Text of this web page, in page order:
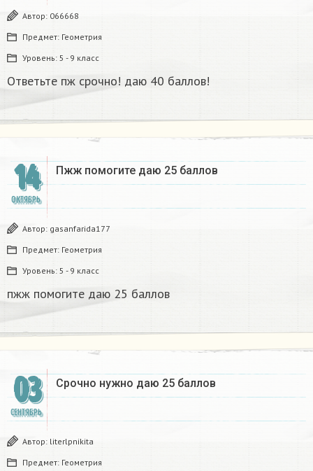
Автор: 066668
Предмет: Геометрия
Уровень: 5 - 9 класс
Ответьте пж срочно! даю 40 баллов!
14
ОКТЯБРЬ
Пжж помогите даю 25 баллов​
Автор: gasanfarida177
Предмет: Геометрия
Уровень: 5 - 9 класс
пжж помогите даю 25 баллов​
03
СЕНТЯБРЬ
Срочно нужно даю 25 баллов
Автор: literlpnikita
Предмет: Геометрия